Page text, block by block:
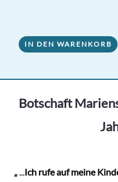
IN DEN WARENKORB
Botschaft
„...Ich rufe auf meine